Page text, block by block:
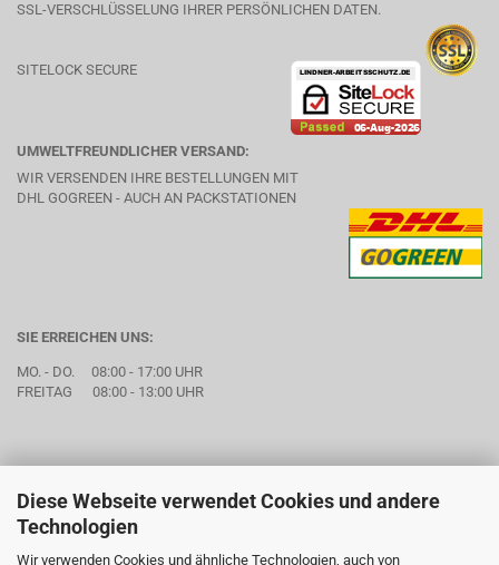
Diese Webseite verwendet Cookies und andere
Technologien
Wir verwenden Cookies und ähnliche Technologien, auch von
SSL-VERSCHLÜSSELUNG IHRER PERSÖNLICHEN DATEN.
SITELOCK SECURE
UMWELTFREUNDLICHER VERSAND:
WIR VERSENDEN IHRE BESTELLUNGEN MIT
DHL GOGREEN - AUCH AN PACKSTATIONEN
SIE ERREICHEN UNS:
MO. - DO. 08:00 - 17:00 UHR
FREITAG 08:00 - 13:00 UHR